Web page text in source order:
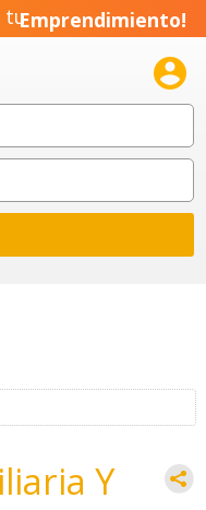
tuEmprendimiento!

Y